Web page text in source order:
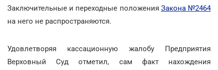
Заключительные и переходные положения Закона №2464
на него не распространяются.
Удовлетворяя кассационную жалобу Предприятия
Верховный Суд отметил, сам факт нахождения